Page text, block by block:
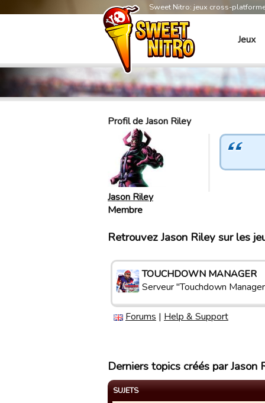
Sweet Nitro: jeux cross-
Jeux
Profil de Jason Riley
Jason Riley
Membre
Retrouvez Jason Riley sur les
TOUCHDOWN MANAGER
Serveur "Touchdown
Forums | Help & Support
Derniers topics créés par Jason
SUJETS